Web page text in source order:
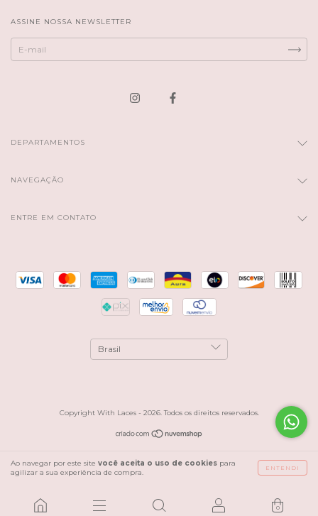
Ao navegar por este site você aceita o uso de cookies para
agilizar a sua experiência de compra.
ENTENDI
0
ASSINE NOSSA NEWSLETTER
DEPARTAMENTOS
NAVEGAÇÃO
ENTRE EM CONTATO
Copyright With Laces - 2026. Todos os direitos reservados.